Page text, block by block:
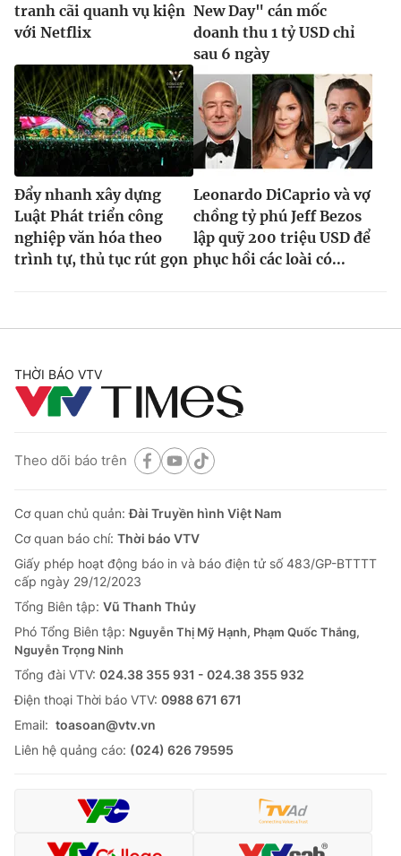
tranh cãi quanh vụ kiện
với Netflix
New Day" cán mốc
doanh thu 1 tỷ USD chỉ
sau 6 ngày
Đẩy nhanh xây dựng
Luật Phát triển công
nghiệp văn hóa theo
trình tự, thủ tục rút gọn
Leonardo DiCaprio và vợ
chồng tỷ phú Jeff Bezos
lập quỹ 200 triệu USD để
phục hồi các loài có...
THỜI BÁO VTV
Theo dõi báo trên
Cơ quan chủ quản:Đài Truyền hình Việt Nam
Cơ quan báo chí: Thời báo VTV
Giấy phép hoạt động báo in và báo điện tử số 483/GP-BTTTT
cấp ngày 29/12/2023
Tổng Biên tập: Vũ Thanh Thủy
Phó Tổng Biên tập: Nguyễn Thị Mỹ Hạnh, Phạm Quốc Thắng,
Nguyễn Trọng Ninh
Tổng đài VTV: 024.38 355 931 - 024.38 355 932
Ðiện thoại Thời báo VTV: 0988 671 671
Email: toasoan@vtv.vn
Liên hệ quảng cáo: (024) 626 79595